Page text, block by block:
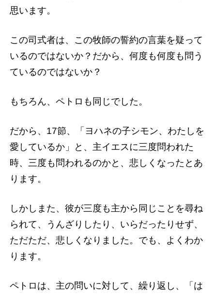
思います。
この司式者は、この牧師の誓約の言葉を疑って
いるのではないか？だから、何度も何度も問う
ているのではないか？
もちろん、ペトロも同じでした。
だから、17節、「ヨハネの子シモン、わたしを
愛しているか」と、主イエスに三度問われた
時、三度も問われるのかと、悲しくなったとあ
ります。
しかしまた、彼が三度も主から同じことを尋ね
られて、うんざりしたり、いらだったりせず、
ただただ、悲しくなりました。でも、よくわか
ります。
ペトロは、主の問いに対して、繰り返し、「は